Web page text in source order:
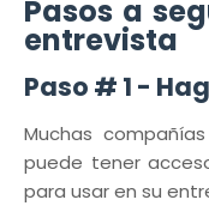
Pasos a
entrevista
Paso # 1 -
Muchas
puede tener
para usar en su